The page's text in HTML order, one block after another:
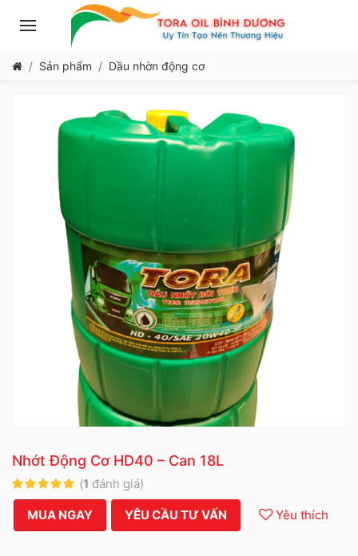
Sản phẩm Dầu nhờn động cơ
Nhớt Động Cơ HD40 – Can 18L
(1 đánh giá)
MUA NGAY YÊU CẦU TƯ VẤN Yêu thích